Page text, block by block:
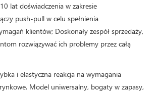
lat doświadczenia w zakresie
push-pull w celu spełnienia
klientów; Doskonały zespół sprzedaży,
rozwiązywać ich problemy przez całą
i elastyczna reakcja na wymagania
Model uniwersalny, bogaty w zapasy,